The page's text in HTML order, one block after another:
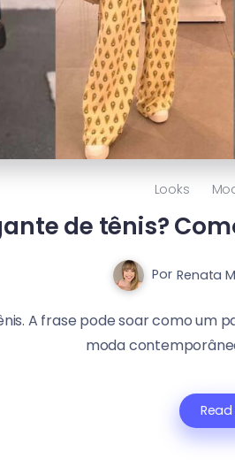
Looks
de tênis?
Por Renata
A frase pode soar como um
moda